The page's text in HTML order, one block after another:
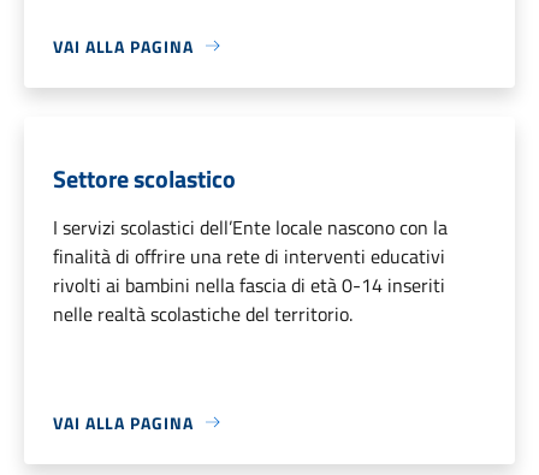
VAI ALLA PAGINA
Settore scolastico
I servizi scolastici dell’Ente locale nascono con la
finalità di offrire una rete di interventi educativi
rivolti ai bambini nella fascia di età 0-14 inseriti
nelle realtà scolastiche del territorio.
VAI ALLA PAGINA